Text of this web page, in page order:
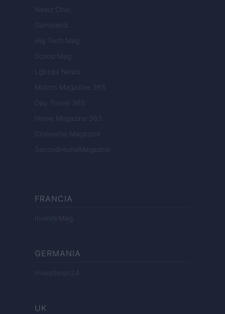
Newz Ohio
Gameland
Hig Tech Mag
Scoop Mag
Lgbtqia News
Motors Magazine 365
Day Travel 365
Home Magazine 365
Cineverse Magazine
SecondHomeMagazine
FRANCIA
InvestirMag
GERMANIA
Investieren24
UK